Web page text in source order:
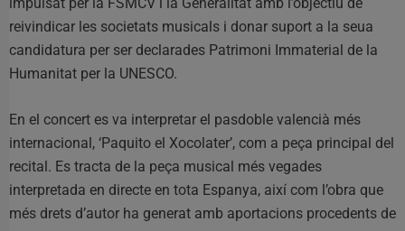
reivindicar les societats musicals i donar suport a la seua
candidatura per ser declarades Patrimoni Immaterial de la
Humanitat per la UNESCO.
En el concert es va interpretar el pasdoble valencià més
internacional, ‘Paquito el Xocolater’, com a peça principal del
recital. Es tracta de la peça musical més vegades
interpretada en directe en tota Espanya, així com l’obra que
més drets d’autor ha generat amb aportacions procedents de